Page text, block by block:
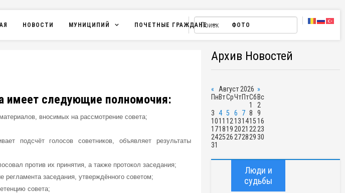
НОВОСТИ МУНИЦИПИЙ ПОЧЕТНЫЕ ГРАЖДАНЕ ФОТО
имеет следующие полномочия:
вносимых на рассмотрение совета;
подсчёт голосов советников, объявляет результаты
против их принятия, а также протокол заседания;
регламента заседания, утверждённого советом;
совета;
Архив Новостей
« Август 2026 »
ПнВтСрЧт ПтСб Вс
1
2
3 4 5 6 7 8
9
1011 1213141516
171819 2021 22 23
242526 27282930
31
Люди и
судьбы